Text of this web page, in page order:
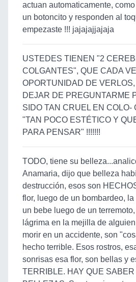
actuan automaticamente,
un botoncito y responden al
empezaste !!! jajajajjajaja
USTEDES TIENEN "2
COLGANTES", QUE CADA
OPORTUNIDAD DE
DEJAR DE PREGUNTARME
SIDO TAN CRUEL EN COLO-
"TAN POCO ESTÉTICO Y
PARA PENSAR" !!!!!!!
TODO, tiene su
Anamaria, dijo que belleza
destrucción, esos son
flor, luego de un bombardeo,
un bebe luego de un
lágrima en la mejilla de
morir en un accidente, son
hecho terrible. Esos rostros,
sonrisas esa flor, son bellas y
TERRIBLE. HAY QUE